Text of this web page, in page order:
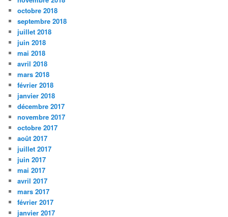
octobre 2018
septembre 2018
juillet 2018
juin 2018
mai 2018
avril 2018
mars 2018
février 2018
janvier 2018
décembre 2017
novembre 2017
octobre 2017
août 2017
juillet 2017
juin 2017
mai 2017
avril 2017
mars 2017
février 2017
janvier 2017